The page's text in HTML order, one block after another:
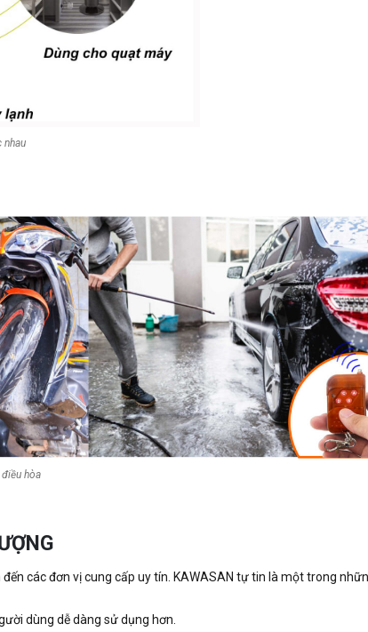
nhau
hòa
các đơn vị cung cấp uy tín. KAWASAN tự tin là một trong
dùng dễ dàng sử dụng hơn.